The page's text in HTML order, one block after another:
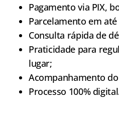
Pagamento via PIX,
Parcelamento em até
Consulta rápida de
Praticidade para
lugar;
Acompanhamento
Processo 100%